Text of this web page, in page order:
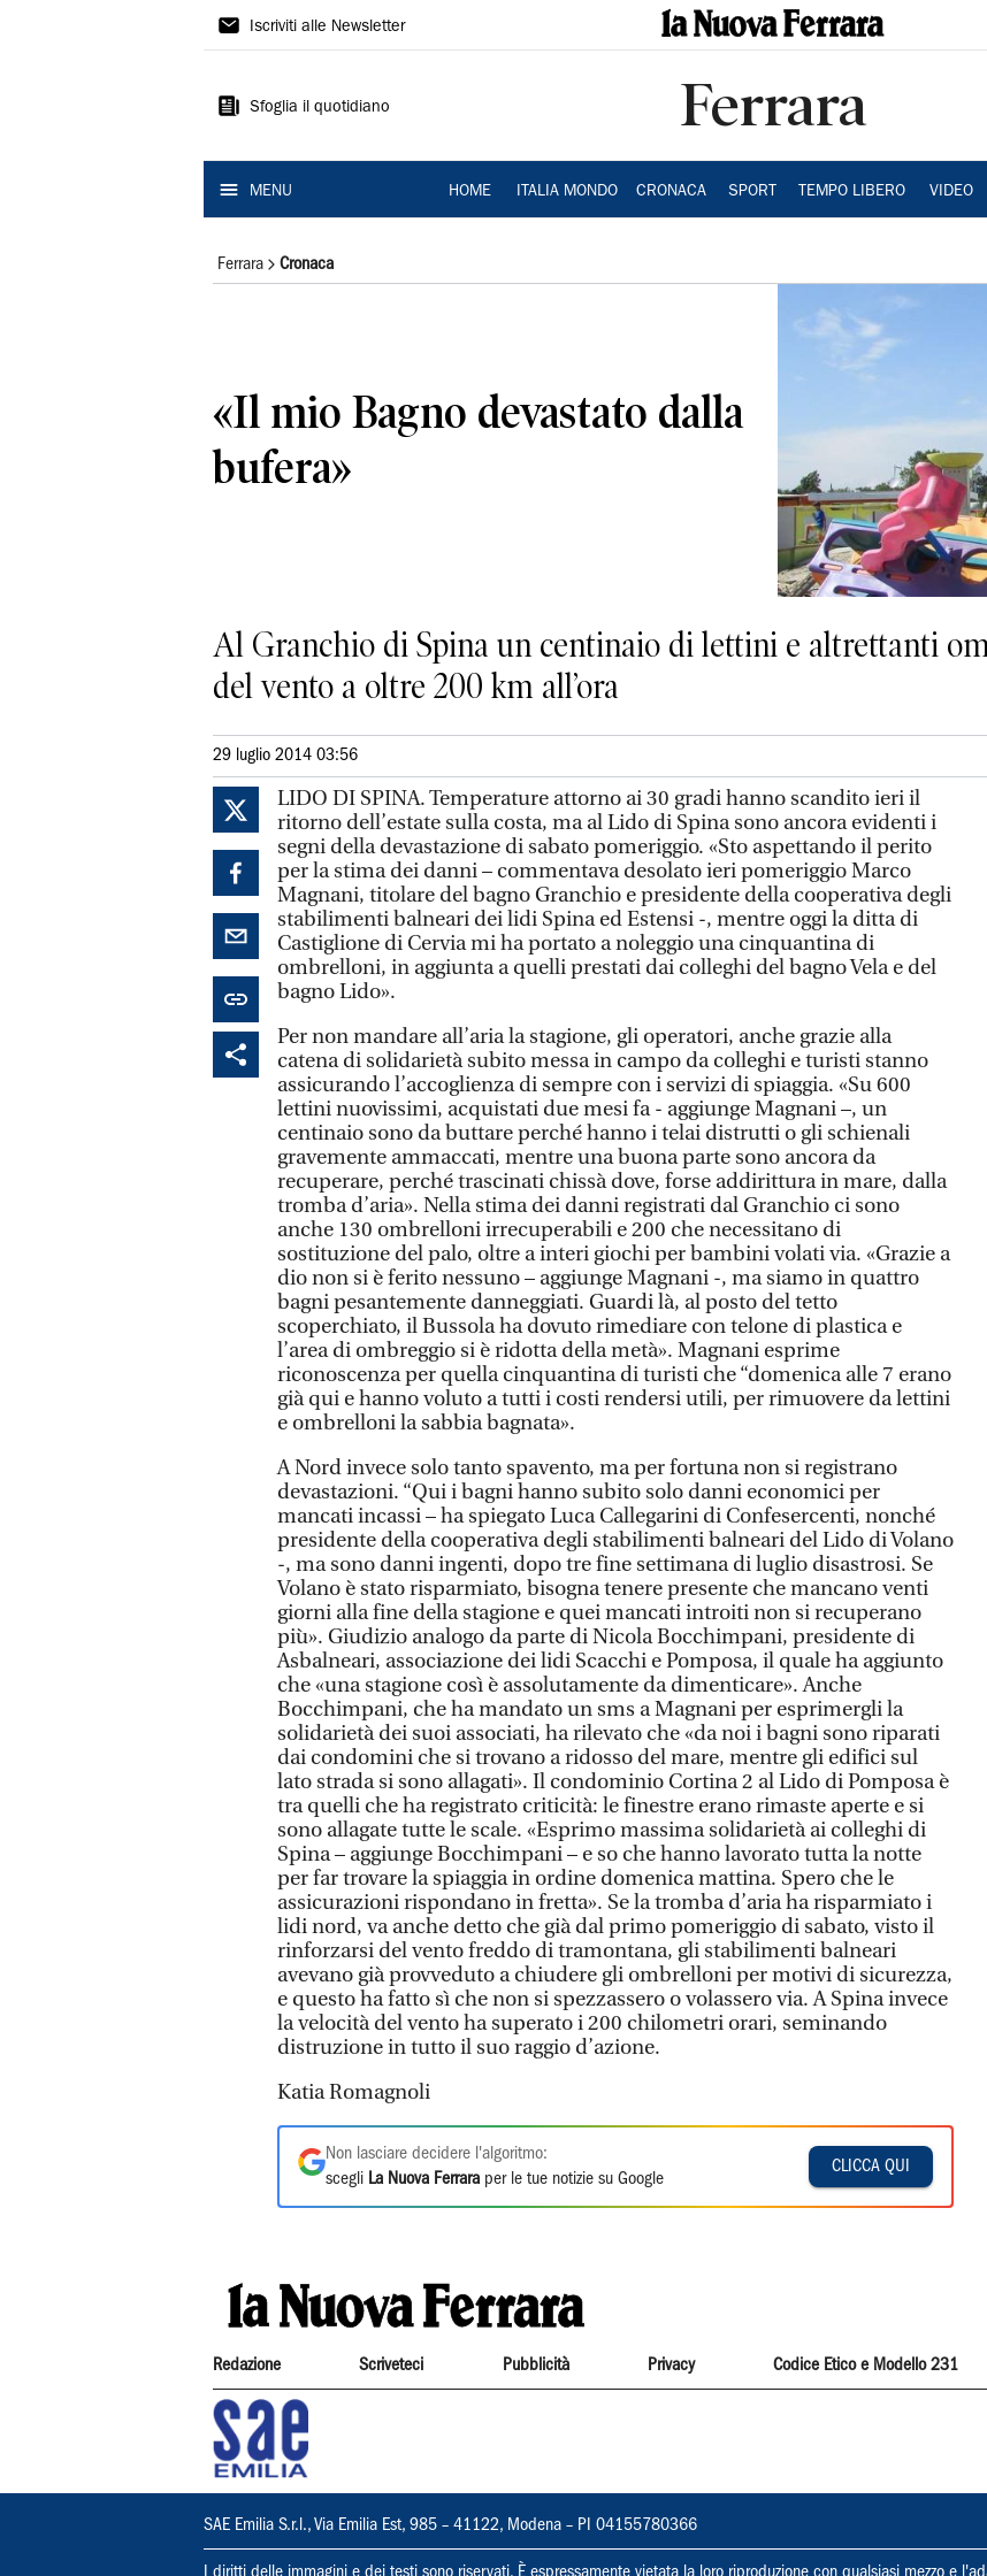
La
Ferrara
Iscriviti alle Newsletter
Sfoglia il quotidiano Ferrara
MENU HOME ITALIA MONDO CRONACA SPORT TEMPO LIBERO VIDEO
Ferrara Cronaca
«Il mio Bagno devastato dalla
bufera»
Al Granchio di Spina un centinaio di lettini e altrettanti
del vento a oltre 200 km all’ora
29 luglio 2014 03:56
LIDO DI SPINA. Temperature attorno ai 30 gradi hanno scandito ieri il
ritorno dell’estate sulla costa, ma al Lido di Spina sono ancora evidenti i
segni della devastazione di sabato pomeriggio. «Sto aspettando il perito
per la stima dei danni – commentava desolato ieri pomeriggio Marco
Magnani, titolare del bagno Granchio e presidente della cooperativa degli
stabilimenti balneari dei lidi Spina ed Estensi -, mentre oggi la ditta di
Castiglione di Cervia mi ha portato a noleggio una cinquantina di
ombrelloni, in aggiunta a quelli prestati dai colleghi del bagno Vela e del
bagno Lido».
Per non mandare all’aria la stagione, gli operatori, anche grazie alla
catena di solidarietà subito messa in campo da colleghi e turisti stanno
assicurando l’accoglienza di sempre con i servizi di spiaggia. «Su 600
lettini nuovissimi, acquistati due mesi fa - aggiunge Magnani –, un
centinaio sono da buttare perché hanno i telai distrutti o gli schienali
gravemente ammaccati, mentre una buona parte sono ancora da
recuperare, perché trascinati chissà dove, forse addirittura in mare, dalla
tromba d’aria». Nella stima dei danni registrati dal Granchio ci sono
anche 130 ombrelloni irrecuperabili e 200 che necessitano di
sostituzione del palo, oltre a interi giochi per bambini volati via. «Grazie a
dio non si è ferito nessuno – aggiunge Magnani -, ma siamo in quattro
bagni pesantemente danneggiati. Guardi là, al posto del tetto
scoperchiato, il Bussola ha dovuto rimediare con telone di plastica e
l’area di ombreggio si è ridotta della metà». Magnani esprime
riconoscenza per quella cinquantina di turisti che “domenica alle 7 erano
già qui e hanno voluto a tutti i costi rendersi utili, per rimuovere da lettini
e ombrelloni la sabbia bagnata».
A Nord invece solo tanto spavento, ma per fortuna non si registrano
devastazioni. “Qui i bagni hanno subito solo danni economici per
mancati incassi – ha spiegato Luca Callegarini di Confesercenti, nonché
presidente della cooperativa degli stabilimenti balneari del Lido di Volano
-, ma sono danni ingenti, dopo tre fine settimana di luglio disastrosi. Se
Volano è stato risparmiato, bisogna tenere presente che mancano venti
giorni alla fine della stagione e quei mancati introiti non si recuperano
più». Giudizio analogo da parte di Nicola Bocchimpani, presidente di
Asbalneari, associazione dei lidi Scacchi e Pomposa, il quale ha aggiunto
che «una stagione così è assolutamente da dimenticare». Anche
Bocchimpani, che ha mandato un sms a Magnani per esprimergli la
solidarietà dei suoi associati, ha rilevato che «da noi i bagni sono riparati
dai condomini che si trovano a ridosso del mare, mentre gli edifici sul
lato strada si sono allagati». Il condominio Cortina 2 al Lido di Pomposa è
tra quelli che ha registrato criticità: le finestre erano rimaste aperte e si
sono allagate tutte le scale. «Esprimo massima solidarietà ai colleghi di
Spina – aggiunge Bocchimpani – e so che hanno lavorato tutta la notte
per far trovare la spiaggia in ordine domenica mattina. Spero che le
assicurazioni rispondano in fretta». Se la tromba d’aria ha risparmiato i
lidi nord, va anche detto che già dal primo pomeriggio di sabato, visto il
rinforzarsi del vento freddo di tramontana, gli stabilimenti balneari
avevano già provveduto a chiudere gli ombrelloni per motivi di sicurezza,
e questo ha fatto sì che non si spezzassero o volassero via. A Spina invece
la velocità del vento ha superato i 200 chilometri orari, seminando
distruzione in tutto il suo raggio d’azione.
Katia Romagnoli
Non lasciare decidere l'algoritmo:
scegli La Nuova Ferrara per le tue notizie su Google
CLICCA QUI
Redazione Scriveteci Pubblicità Privacy Codice Etico e Modello 231
SAE Emilia S.r.l., Via Emilia Est, 985 – 41122, Modena – PI 04155780366
I diritti delle immagini e dei testi sono riservati. È espressamente vietata la loro riproduzione con qualsiasi mezzo e